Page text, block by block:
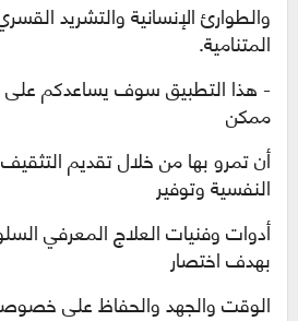
والطوارئ الإنسانية والتشريد
المتنامية.
- هذا التطبيق سوف يساعدكم
ممكن
أن تمرو بها من خلال تقديم
النفسية وتوفير
أدوات وفنيات العلاج المعرفي
بهدف اختصار
الوقت والجهد والحفاظ على